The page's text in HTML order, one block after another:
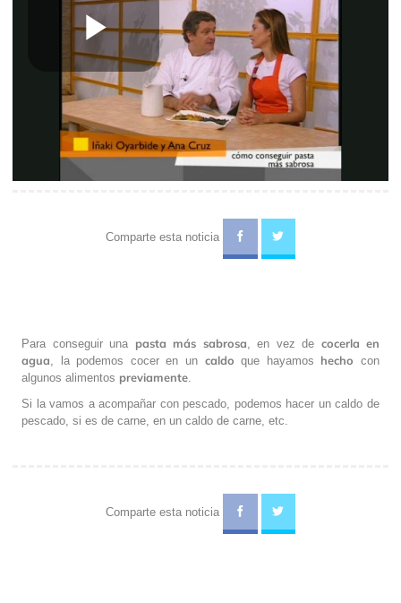
Play
Video
Comparte esta noticia
Para conseguir una pasta más sabrosa , en vez de cocerla en
agua , la podemos cocer en un caldoque hayamos hecho con
algunos alimentos previamente
Si la vamos a acompañar con pescado, podemos hacer un caldo de
pescado, si es de carne, en un caldo de carne, etc.
Comparte esta noticia